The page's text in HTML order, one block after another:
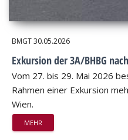
BMGT30.05.2026
Exkursion der 3A/BHBG
Vom 27. bis 29. Mai 2026
Rahmen einer Exkursion
Wien.
MEHR